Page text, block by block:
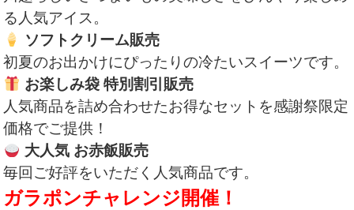
る人気アイス。
ソフトクリーム販売
初夏のお出かけにぴったりの冷たいスイーツです。
お楽しみ袋 特別割引販売
人気商品を詰め合わせたお得なセットを感謝祭限定
価格でご提供！
大人気 お赤飯販売
毎回ご好評をいただく人気商品です。
ガラポンチャレンジ開催！